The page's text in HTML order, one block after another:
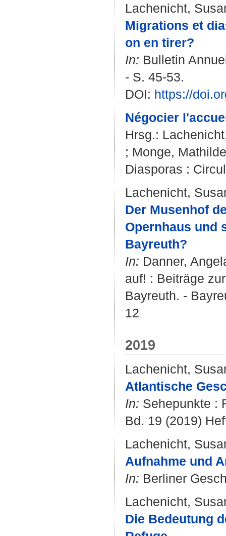
Lachenicht,
Migrations et
on en tirer?
In: Bulletin
- S. 45-53.
DOI: https://
Négocier
Hrsg.:
; Monge, Mathilde
Diasporas :
Lachenicht,
Der Musenhof
Opernhaus und
Bayreuth?
In: Danner,
auf! : Beiträge
Bayreuth. -
12
2019
Lachenicht,
Atlantische
In: Sehepunkte :
Bd. 19 (2019)
Lachenicht,
Aufnahme und
In: Berliner
Lachenicht,
Die Bedeutung